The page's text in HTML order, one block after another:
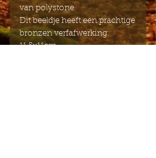
van polystone.
Dit beeldje heeft een prachtige
bronzen verfafwerking.
11,5x11cm